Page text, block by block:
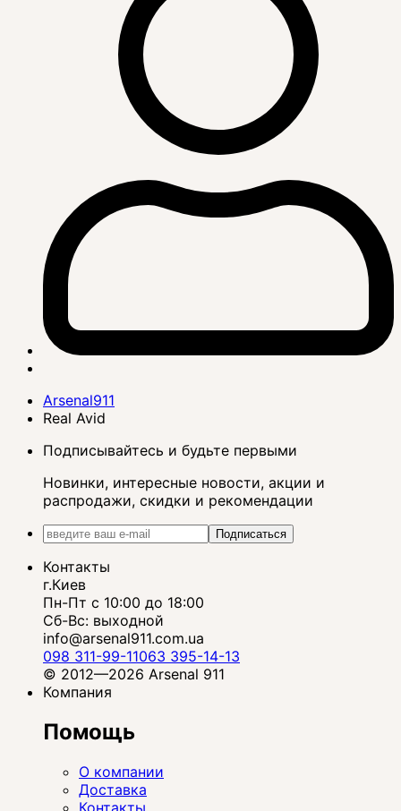
Arsenal911
Real Avid
Подписывайтесь и будьте первыми
Новинки, интересные новости, акции и
распродажи, скидки и рекомендации
Подписаться
Контакты
г.Киев
Пн-Пт с 10:00 до 18:00
Сб-Вс: выходной
info@arsenal911.com.ua
098 311-99-11063 395-14-13
© 2012—2026 Arsenal 911
Компания
Помощь
О компании
Доставка
Контакты